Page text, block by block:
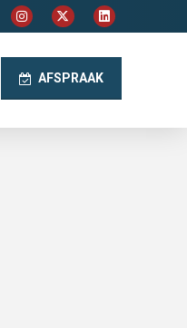
AFSPRAAK